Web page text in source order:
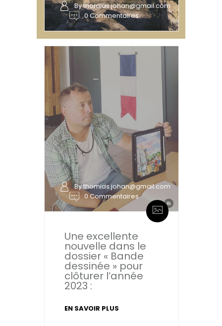
By thomias.johan@gmail.com
0 Commentaires
By thomias.johan@gmail.com
0 Commentaires
Une excellente
nouvelle dans le
dossier « Bande
dessinée » pour
clôturer l’année
2023 :
EN SAVOIR PLUS